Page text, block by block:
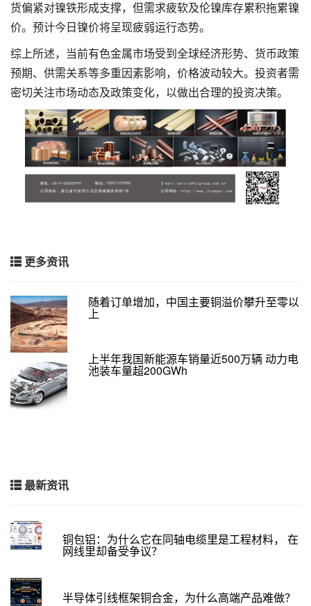
货偏紧对镍铁形成支撑，但需求疲软及伦镍库存累积拖累镍
价。预计今日镍价将呈现疲弱运行态势。
综上所述，当前有色金属市场受到全球经济形势、货币政策
预期、供需关系等多重因素影响，价格波动较大。投资者需
密切关注市场动态及政策变化，以做出合理的投资决策。
更多资讯
随着订单增加，中国主要铜溢价攀升至零以
上
上半年我国新能源车销量近500万辆 动力电
池装车量超200GWh
最新资讯
铜包铝：为什么它在同轴电缆里是工程材料， 在
网线里却备受争议？
半导体引线框架铜合金，为什么高端产品难做？